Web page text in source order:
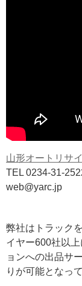
山形オートリサ
TEL 0234-31-
web@yarc.jp
弊社はトラック
イヤー600社以
ョンへの出品サ
りが可能となっ